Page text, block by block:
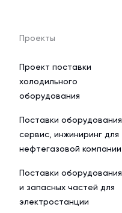
Проекты
Проект поставки
холодильного
оборудования
Поставки оборудования,
сервис, инжиниринг для
нефтегазовой компании
Поставки оборудования
и запасных частей для
электростанции